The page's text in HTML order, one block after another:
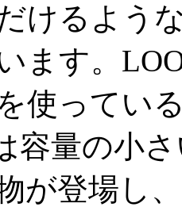
けるよう
ます。
使ってい
容量の小
が登場し